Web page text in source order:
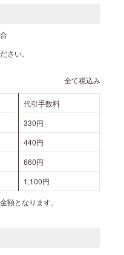
さい。
全て税込み
代引手数料
330円
440円
660円
1,100円
額となります。